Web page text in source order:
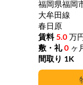
福岡県福岡
大牟田線
春日原
5.0 万円
0 ヶ
1K